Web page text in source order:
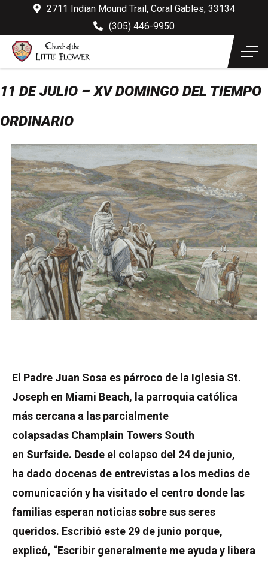
2711 Indian Mound Trail, Coral Gables, 33134
(305) 446-9950
11 DE JULIO – XV DOMINGO DEL TIEMPO
ORDINARIO
El Padre Juan Sosa es párroco de la Iglesia St.
Joseph en Miami Beach, la parroquia católica
más cercana a las parcialmente
colapsadas Champlain Towers South
en Surfside. Desde el colapso del 24 de junio,
ha dado docenas de entrevistas a los medios de
comunicación y ha visitado el centro donde las
familias esperan noticias sobre sus seres
queridos. Escribió este 29 de junio porque,
explicó, “Escribir generalmente me ayuda y libera